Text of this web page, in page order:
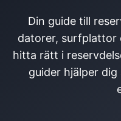
Din guide till
datorer, surfplattor
hitta rätt i
guider hjälper